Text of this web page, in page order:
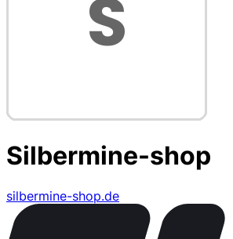
Silbermine-shop
silbermine-shop.de